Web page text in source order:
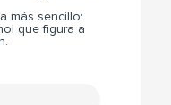
más sencillo:
que figura a